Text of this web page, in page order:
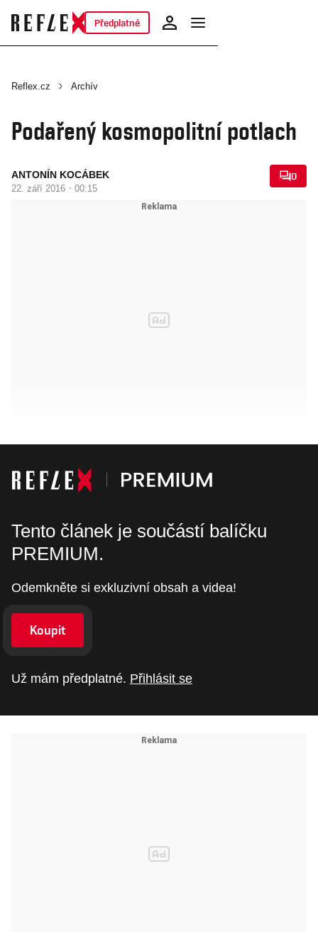
Předplatné
Reflex.cz Archív
Podařený kosmopolitní potlach
ANTONÍN KOCÁBEK
22. září 2016 · 00:15
0
Tento článek je součástí balíčku
PREMIUM.
Odemkněte si exkluzivní obsah a videa!
Koupit
Už mám předplatné. Přihlásit se